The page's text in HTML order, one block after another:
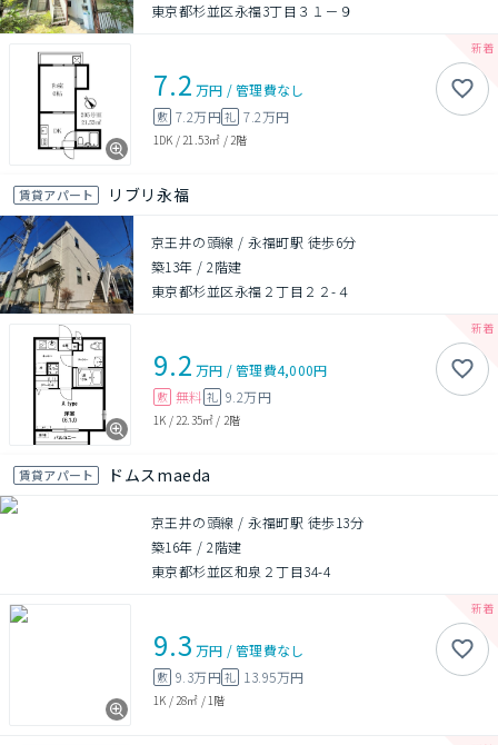
東京都杉並区永福3丁目３１－９
7.2 万円 /管理費なし
敷 7.2万円礼 7.2万円
1DK / 21.53㎡ / 2階
賃貸アパート リブリ永福
京王井の頭線 / 永福町駅 徒歩6分
築13年 /2階建
東京都杉並区永福２丁目２２-４
9.2 万円 /管理費4,000円
敷 無料 礼 9.2万円
1K / 22.35㎡ / 2階
賃貸アパート ドムスmaeda
京王井の頭線 / 永福町駅 徒歩13分
築16年 /2階建
東京都杉並区和泉２丁目34-4
9.3 万円 /管理費なし
敷 9.3万円礼 13.95万円
1K / 28㎡ / 1階